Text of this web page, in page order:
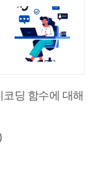
딩 함수에 대해